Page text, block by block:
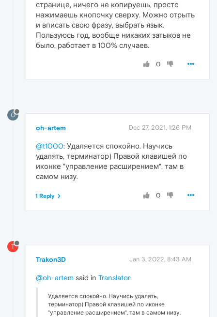
странице, ничего не копируешь, просто
нажимаешь кнопочку сверху. Можно отрыть
и вписать свою фразу, выбрать язык.
Пользуюсь год, вообще никаких затыков не
было, работает в 100% случаев.
0
O
oh-artem Dec 27, 2021, 1:26 PM
@t1000: Удаляется спокойно. Научись
удалять, терминатор) Правой клавишей по
иконке "управление расширением", там в
самом низу.
0
1 Reply
T
Trakon3D Jan 3, 2022, 8:43 AM
@oh-artem said in Translator:
Удаляется спокойно. Научись удалять,
терминатор) Правой клавишей по иконке
"управление расширением", там в самом низу.